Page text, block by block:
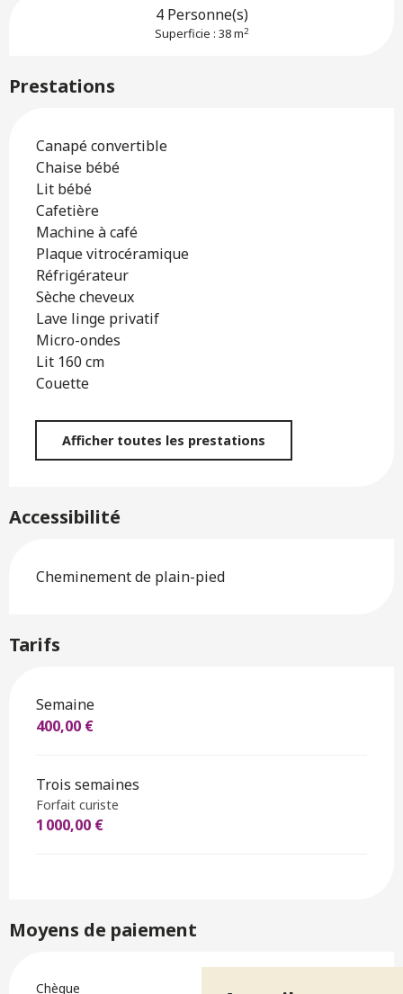
4 Personne(s)
Superficie : 38 m2
Prestations
Canapé convertible
Chaise bébé
Lit bébé
Cafetière
Machine à café
Plaque vitrocéramique
Réfrigérateur
Sèche cheveux
Lave linge privatif
Micro-ondes
Lit 160 cm
Couette
Afficher toutes les prestations
Accessibilité
Cheminement de plain-pied
Tarifs
Tarifs 2026
Semaine
400,00 €
Trois semaines
Forfait curiste
1 000,00 €
Moyens de paiement
Chèque